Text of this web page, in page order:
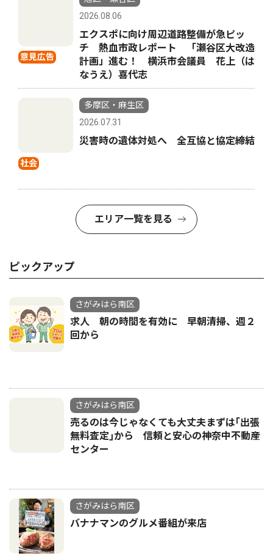
意見広告
2026.08.06
エクスポに向け周辺道路整備が急ピッ
チ 熱血市政レポート 「瀬谷区大改造
計画」進む！ 横浜市会議員 花上（は
なうえ）喜代志
社会
多摩区・麻生区
2026.07.31
災害時の遺体対処へ 全互協と協定締結
エリア一覧を見る
ピックアップ
さがみはら南区
求人 朝の時間を有効に 早朝清掃、週２
回から
さがみはら南区
売るのは今じゃなくても大丈夫まずは｢出張
無料査定｣から 信頼と安心の神奈中不動産
センター
さがみはら南区
バナナマンのグルメ番組が来店